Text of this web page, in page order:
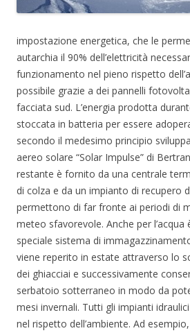
impostazione energetica, che le
autarchia il 90% dell’elettricità
funzionamento nel pieno rispetto
possibile grazie a dei pannelli
facciata sud. L’energia prodotta
stoccata in batteria per essere
secondo il medesimo principio
aereo solare “Solar Impulse” di
restante è fornito da una centrale
di colza e da un impianto di recupero
permettono di far fronte ai periodi di
meteo sfavorevole. Anche per
speciale sistema di
viene reperito in estate attraverso lo
dei ghiacciai e successivamente
serbatoio sotterraneo in modo da
mesi invernali. Tutti gli impianti
nel rispetto dell’ambiente. Ad